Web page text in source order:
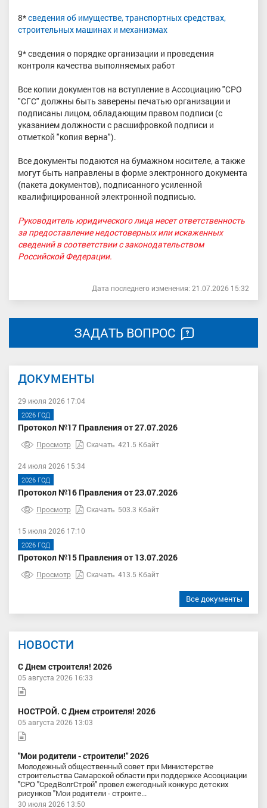
8*сведения об имуществе, транспортных средствах,
строительных машинах и механизмах
9* сведения о порядке организации и проведения
контроля качества выполняемых работ
Все копии документов на вступление в Ассоциацию "СРО
"СГС" должны быть заверены печатью организации и
подписаны лицом, обладающим правом подписи (с
указанием должности с расшифровкой подписи и
отметкой "копия верна").
Все документы подаются на бумажном носителе, а также
могут быть направлены в форме электронного документа
(пакета документов), подписанного усиленной
квалифицированной электронной подписью.
Руководитель юридического лица несет ответственность
за предоставление недостоверных или искаженных
сведений в соответствии с законодательством
Российской Федерации.
Дата последнего изменения: 21.07.2026 15:32
ЗАДАТЬ ВОПРОС
ДОКУМЕНТЫ
29 июля 2026 17:04
2026 ГОД
Протокол №17 Правления от 27.07.2026
Просмотр Скачать 421.5 Кбайт
24 июля 2026 15:34
2026 ГОД
Протокол №16 Правления от 23.07.2026
Просмотр Скачать 503.3 Кбайт
15 июля 2026 17:10
2026 ГОД
Протокол №15 Правления от 13.07.2026
Просмотр Скачать 413.5 Кбайт
Все документы
НОВОСТИ
С Днем строителя! 2026
05 августа 2026 16:33
НОСТРОЙ. С Днем строителя! 2026
05 августа 2026 13:03
"Мои родители - строители!" 2026
Молодежный общественный совет при Министерстве
строительства Самарской области при поддержке Ассоциации
"СРО "СредВолгСтрой" провел ежегодный конкурс детских
рисунков "Мои родители - строите...
30 июля 2026 13:50